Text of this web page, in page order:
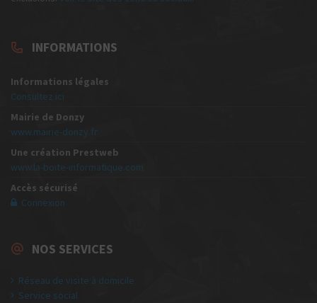
INFORMATIONS
Informations légales
Consultez ici
Mairie de Donzy
www.mairie-donzy.fr
Une création Prestweb
www.la-boite-informatique.com
Accès sécurisé
Connexion
NOS SERVICES
Réseau de visite à domicile
Service social